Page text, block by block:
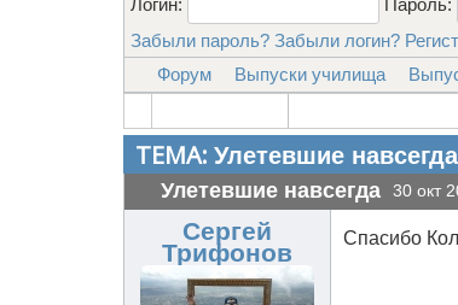
Логин:
Пароль:
Забыли пароль? Забыли логин?
Форум
Выпуски училища
ТЕМА: Улетевшие навсегда
Улетевшие навсегда 30 окт
Сергей
Трифонов
Спасибо